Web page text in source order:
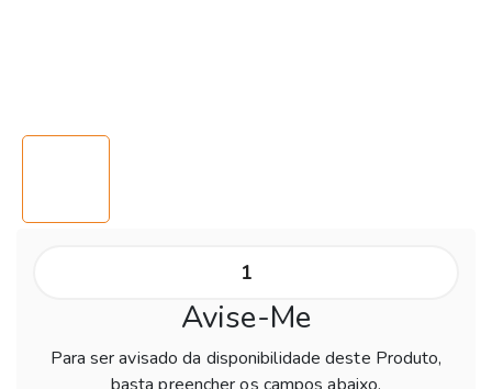
Avise-Me
Para ser avisado da disponibilidade deste Produto,